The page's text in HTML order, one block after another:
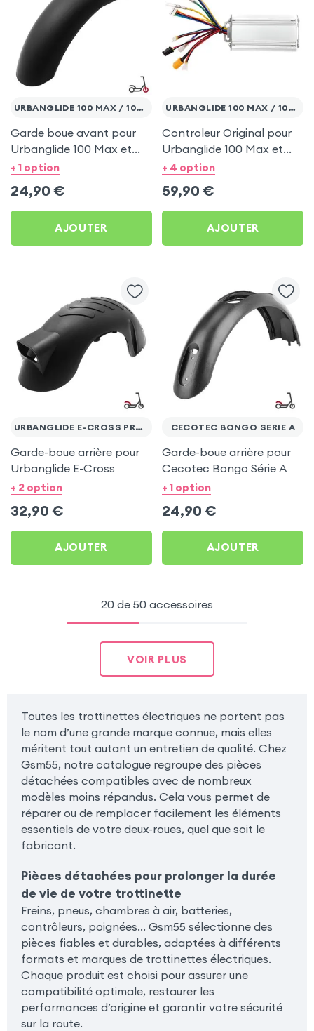
URBANGLIDE 100 MAX / 100 PRO 2
Garde boue avant pour
Urbanglide 100 Max et
Urbanglide 100 Pro 2
+ 1 option
24,90 €
AJOUTER
URBANGLIDE 100 MAX / 100 PRO 2
Controleur Original pour
Urbanglide 100 Max et
Urbanglide 100 Pro 2
+ 4 option
59,90 €
AJOUTER
URBANGLIDE E-CROSS PRO / BOOST
Garde-boue arrière pour
Urbanglide E-Cross
+ 2 option
32,90 €
AJOUTER
CECOTEC BONGO SERIE A
Garde-boue arrière pour
Cecotec Bongo Série A
+ 1 option
24,90 €
AJOUTER
20 de 50 accessoires
VOIR PLUS
Toutes les trottinettes électriques ne portent pas
le nom d’une grande marque connue, mais elles
méritent tout autant un entretien de qualité. Chez
Gsm55, notre catalogue regroupe des pièces
détachées compatibles avec de nombreux
modèles moins répandus. Cela vous permet de
réparer ou de remplacer facilement les éléments
essentiels de votre deux-roues, quel que soit le
fabricant.
Pièces détachées pour prolonger la durée
de vie de votre trottinette
Freins, pneus, chambres à air, batteries,
contrôleurs, poignées… Gsm55 sélectionne des
pièces fiables et durables, adaptées à différents
formats et marques de trottinettes électriques.
Chaque produit est choisi pour assurer une
compatibilité optimale, restaurer les
performances d’origine et garantir votre sécurité
sur la route.